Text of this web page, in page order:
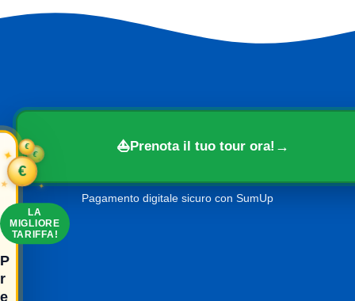
⛵Prenota il tuo tour ora! →
Pagamento digitale sicuro con SumUp
€
€ €
€
✦ ✦
★ ✦
LA
MIGLIORE
TARIFFA!
P
r
e